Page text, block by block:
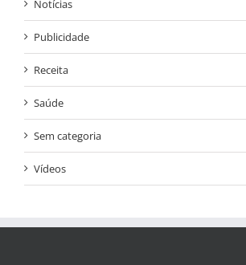
Notícias
Publicidade
Receita
Saúde
Sem categoria
Vídeos